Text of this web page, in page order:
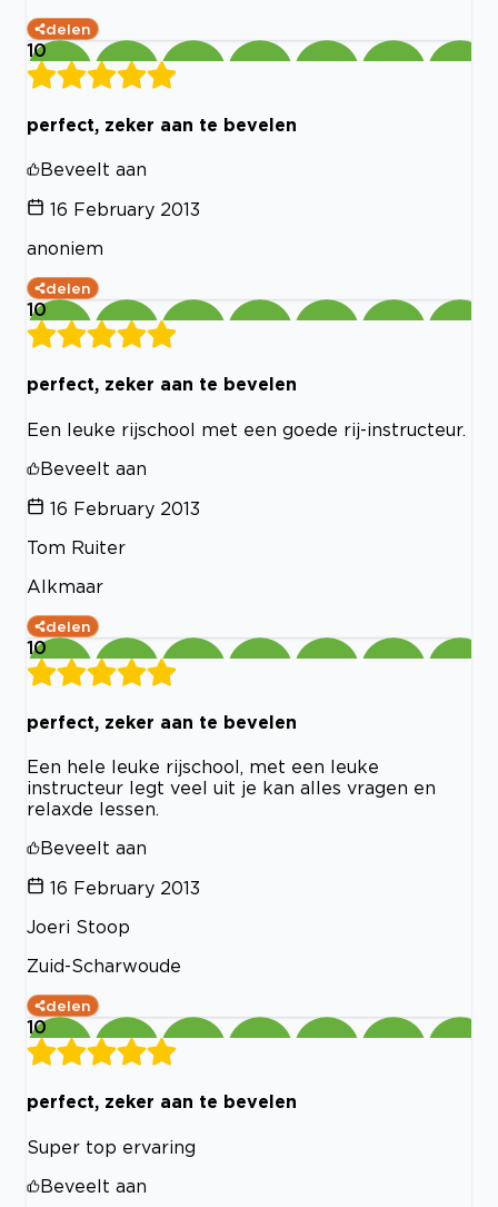
delen
10
perfect, zeker aan te bevelen
Beveelt aan
16 February 2013
anoniem
delen
10
perfect, zeker aan te bevelen
Een leuke rijschool met een goede rij-instructeur.
Beveelt aan
16 February 2013
Tom Ruiter
Alkmaar
delen
10
perfect, zeker aan te bevelen
Een hele leuke rijschool, met een leuke
instructeur legt veel uit je kan alles vragen en
relaxde lessen.
Beveelt aan
16 February 2013
Joeri Stoop
Zuid-Scharwoude
delen
10
perfect, zeker aan te bevelen
Super top ervaring
Beveelt aan